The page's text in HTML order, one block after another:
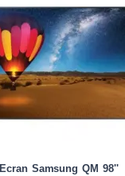
Ecran Samsung QM 98''